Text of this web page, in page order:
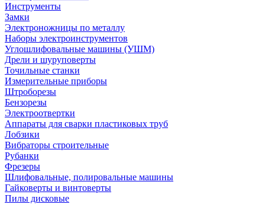
Инструменты
Замки
Электроножницы по металлу
Наборы электроинструментов
Углошлифовальные машины (УШМ)
Дрели и шуруповерты
Точильные станки
Измерительные приборы
Штроборезы
Бензорезы
Электроотвертки
Аппараты для сварки пластиковых труб
Лобзики
Вибраторы строительные
Рубанки
Фрезеры
Шлифовальные, полировальные машины
Гайковерты и винтоверты
Пилы дисковые